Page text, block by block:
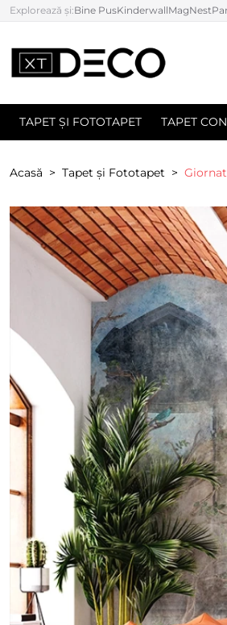
Explorează și:Bine PusKinderwallMagNest
TAPET ȘI FOTOTAPET TAPET
Acasă Tapet și Fototapet